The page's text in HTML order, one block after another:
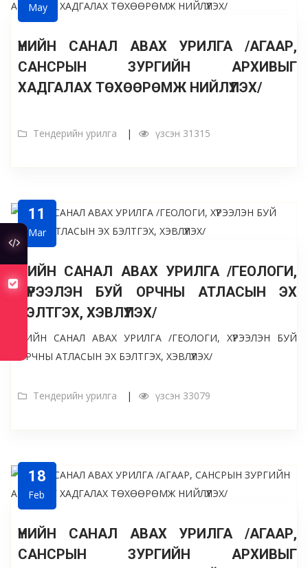
May
ҮНИЙН САНАЛ АВАХ УРИЛГА /АГААР,
САНСРЫН ЗУРГИЙН АРХИВЫГ
ХАДГАЛАХ ТӨХӨӨРӨМЖ НИЙЛҮҮЛЭХ/
Тендерийн урилга үзсэн 31315
11
Mar
ҮНИЙН САНАЛ АВАХ УРИЛГА /ГЕОЛОГИ,
ХҮРЭЭЛЭН БУЙ ОРЧНЫ АТЛАСЫН ЭХ
БЭЛТГЭХ, ХЭВЛҮҮЛЭХ/
ҮНИЙН САНАЛ АВАХ УРИЛГА /ГЕОЛОГИ, ХҮРЭЭЛЭН БУЙ
ОРЧНЫ АТЛАСЫН ЭХ БЭЛТГЭХ, ХЭВЛҮҮЛЭХ/
Тендерийн урилга үзсэн 33079
18
Feb
ҮНИЙН САНАЛ АВАХ УРИЛГА /АГААР,
САНСРЫН ЗУРГИЙН АРХИВЫГ
туслах холбоос
хуулийн төсөлд санал авч байна